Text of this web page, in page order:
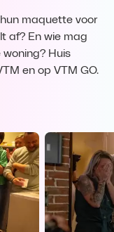
hun maquette voor
af? En wie mag
Huis
en op VTM GO.